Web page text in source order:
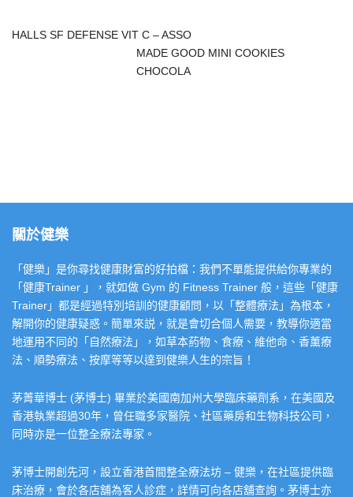
HALLS SF DEFENSE VIT C – ASSO
MADE GOOD MINI COOKIES
CHOCOLA
關於健樂
「健樂」是你尋找健康財富的好拍檔：我們不單能提供給你專業的
「健康Trainer 」，就如做 Gym 的 Fitness Trainer 般，這些「健康
Trainer」都是經過特別培訓的健康顧問，以「整體療法」為根本，
解開你的健康疑惑。簡單來説，就是會切合個人需要，教導你適當
地運用不同的「自然療法」，如草本葯物、食療、維他命、香薰療
法、順勢療法、按摩等等以達到健樂人生的宗旨！
茅菁華博士 (茅博士) 畢業於美國南加州大學臨床藥劑系，在美國及
香港執業超過30年，曾任職多家醫院、社區藥房和生物科技公司，
同時亦是一位整全療法專家。
茅博士開創先河，設立香港首間整全療法坊 – 健樂，在社區提供臨
床治療，會於各店舖為客人診症，詳情可向各店舖查詢。茅博士亦